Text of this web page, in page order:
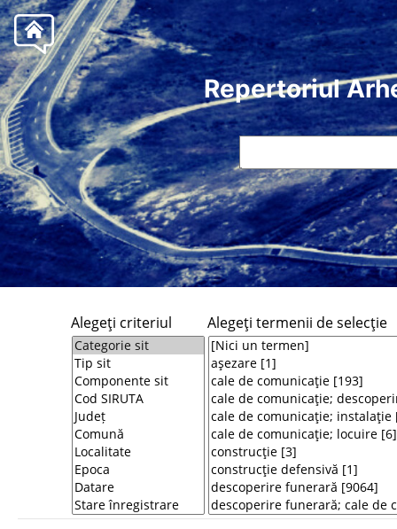
Repertoriul
Alegeţi criteriul Alegeţi termenii de selecţie